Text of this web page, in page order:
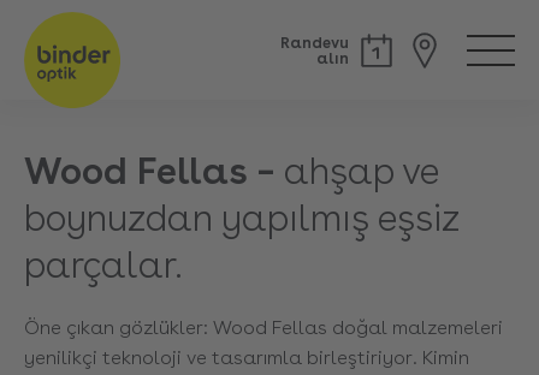
Randevu
alın
Wood Fellas – ahşap ve
boynuzdan yapılmış eşsiz
parçalar.
Öne çıkan gözlükler: Wood Fellas doğal malzemeleri
yenilikçi teknoloji ve tasarımla birleştiriyor. Kimin